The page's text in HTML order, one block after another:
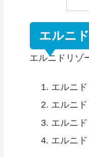
エルニ
エルニドリゾ
エルニ
エルニ
エルニ
エルニ